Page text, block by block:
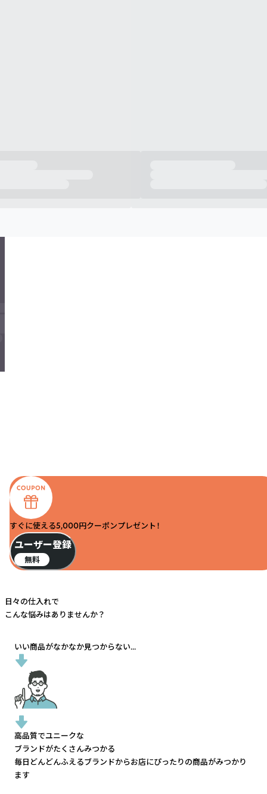
すぐに使える5,000円クーポンプレゼント！
ユーザー登録
無料
日々の仕入れで
こんな悩みはありませんか？
いい商品がなかなか見つからない...
高品質でユニークな
ブランドがたくさんみつかる
毎日どんどんふえるブランドからお店にぴったりの商品がみつかり
ます